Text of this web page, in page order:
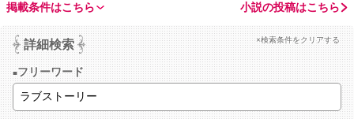
小説の投稿はこちら
掲載条件はこちら
詳細検索 ×検索条件をクリアする
フリーワード